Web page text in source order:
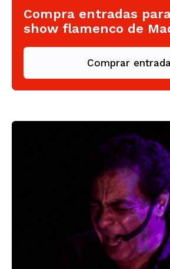
Compra entradas
show flamenco de
Comprar